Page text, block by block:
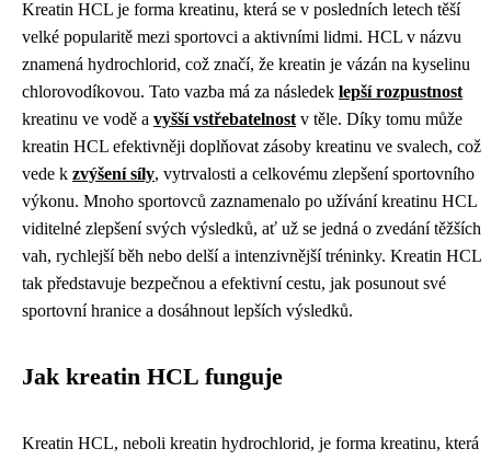
Kreatin HCL je forma kreatinu, která se v posledních letech těší
velké popularitě mezi sportovci a aktivními lidmi. HCL v názvu
znamená hydrochlorid, což značí, že kreatin je vázán na kyselinu
chlorovodíkovou. Tato vazba má za následek lepší rozpustnost
kreatinu ve vodě a vyšší vstřebatelnost v těle. Díky tomu může
kreatin HCL efektivněji doplňovat zásoby kreatinu ve svalech, což
vede k zvýšení síly, vytrvalosti a celkovému zlepšení sportovního
výkonu. Mnoho sportovců zaznamenalo po užívání kreatinu HCL
viditelné zlepšení svých výsledků, ať už se jedná o zvedání těžších
vah, rychlejší běh nebo delší a intenzivnější tréninky. Kreatin HCL
tak představuje bezpečnou a efektivní cestu, jak posunout své
sportovní hranice a dosáhnout lepších výsledků.
Jak kreatin HCL funguje
Kreatin HCL, neboli kreatin hydrochlorid, je forma kreatinu, která